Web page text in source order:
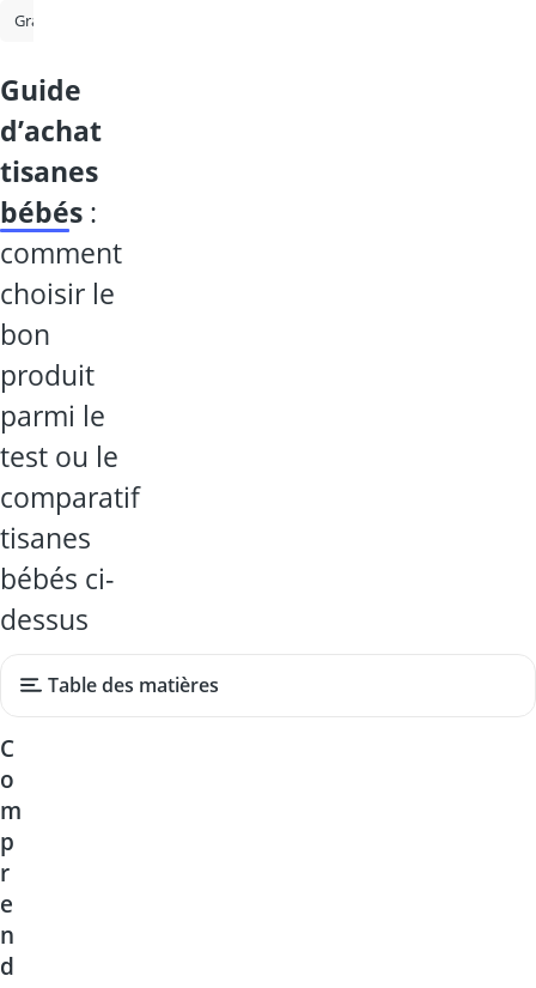
Grappa
guide
d’achat
tisanes
bébés :
comment
choisir le
bon
produit
parmi le
test ou le
comparatif
tisanes
bébés ci-
dessus
Table des matières
C
o
m
p
r
e
n
d